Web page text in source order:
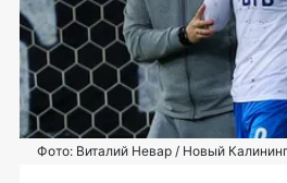
Фото: Виталий Невар / Новый